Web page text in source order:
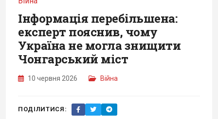
Інформація перебільшена:
експерт пояснив, чому
Україна не могла знищити
Чонгарський міст
10 червня 2026 Війна
ПОДІЛИТИСЯ: